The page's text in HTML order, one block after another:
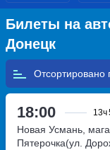
Билеты на
Донецк
Отсортировано
18:00 13ч
Новая Усмань,
Пятерочка(ул.